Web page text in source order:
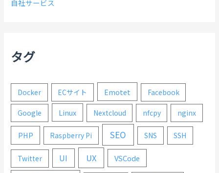
自社サービス
タグ
Docker ECサイト Emotet Facebook
Google Linux Nextcloud nfcpy nginx
PHP Raspberry Pi SEO SNS SSH
Twitter UI UX VSCode